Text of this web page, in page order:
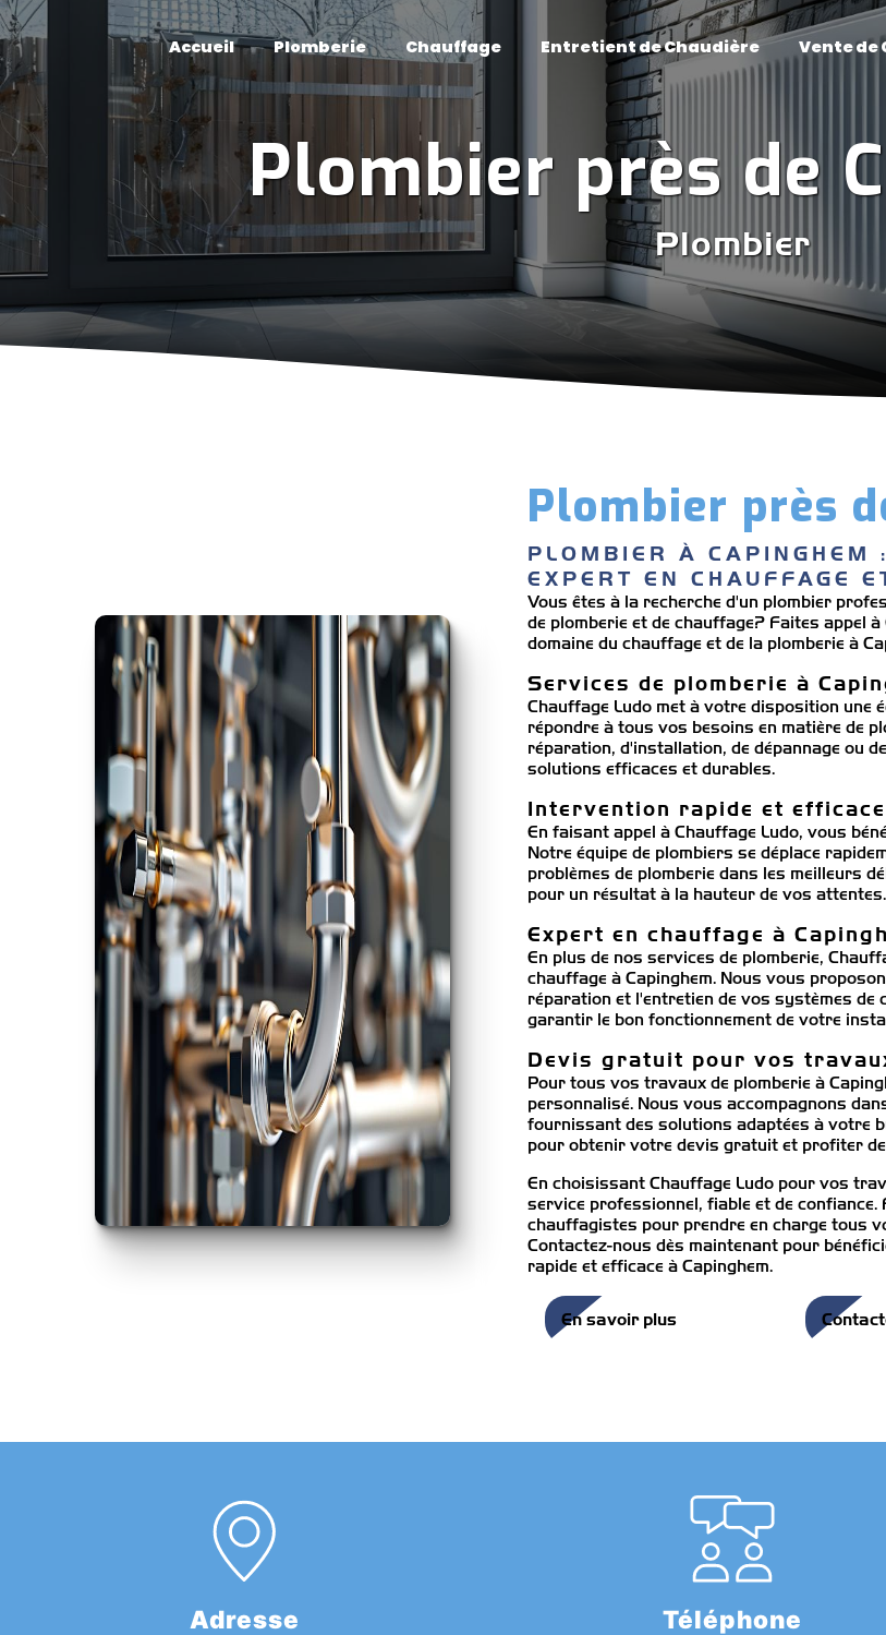
Accueil Plomberie Chauffage Entretient de Chaudière Vente de
Plombier près de
Plombier
Plombier près
PLOMBIER À CAPINGHEM
EXPERT EN CHAUFFAGE
Vous êtes à la recherche d'un plombier
de plomberie et de chauffage? Faites appel
domaine du chauffage et de la plomberie à
Services de plomberie à
Chauffage Ludo met à votre disposition une
répondre à tous vos besoins en matière de
réparation, d'installation, de dépannage ou
solutions efficaces et durables.
Intervention rapide et efficace
En faisant appel à Chauffage Ludo, vous
Notre équipe de plombiers se déplace
problèmes de plomberie dans les meilleurs
pour un résultat à la hauteur de vos attentes.
Expert en chauffage à
En plus de nos services de plomberie,
chauffage à Capinghem. Nous vous
réparation et l'entretien de vos systèmes de
garantir le bon fonctionnement de votre
Devis gratuit pour vos
Pour tous vos travaux de plomberie à
personnalisé. Nous vous accompagnons
fournissant des solutions adaptées à votre
pour obtenir votre devis gratuit et profiter
En choisissant Chauffage Ludo pour vos
service professionnel, fiable et de
chauffagistes pour prendre en charge tous
Contactez-nous dès maintenant pour
rapide et efficace à Capinghem.
En savoir plus
Adresse Téléphone
Panneau de gestion des cookies